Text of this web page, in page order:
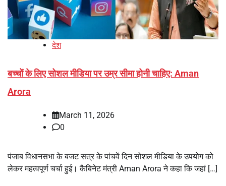
देश
बच्चों के लिए सोशल मीडिया पर उम्र सीमा होनी चाहिए: Aman
Arora
March 11, 2026
0
पंजाब विधानसभा के बजट सत्र के पांचवें दिन सोशल मीडिया के उपयोग को
लेकर महत्वपूर्ण चर्चा हुई। कैबिनेट मंत्री Aman Arora ने कहा कि जहां […]